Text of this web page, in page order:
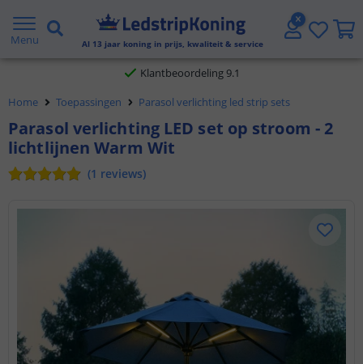
Menu Al 13 jaar koning in prijs, kwaliteit & service
Gratis verzending vanaf € 20,- NL en BE
Klantbeoordeling 9.1
Voor 23:45 uur besteld, morgen in huis
Home Toepassingen Parasol verlichting led strip sets
Parasol verlichting LED set op stroom - 2
lichtlijnen Warm Wit
(1 reviews)